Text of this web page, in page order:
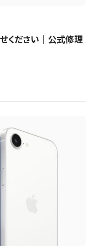
ください｜公式修理